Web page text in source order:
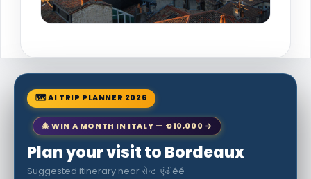
🗺 AI TRIP PLANNER 2026
🎄 WIN A MONTH IN ITALY — €10,000 →
Plan your visit to Bordeaux
Suggested itinerary near सेन्ट-एंडीéé